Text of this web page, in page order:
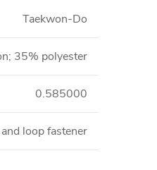
Taekwon-Do
35% polyester
0.585000
loop fastener